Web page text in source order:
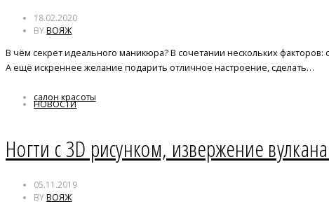
18.02.2020
BYВОЯЖ
В чём секрет идеального маникюра? В сочетании нескольких
А ещё искреннее желание подарить отличное настроение, сделать…
НОВОСТИ
салон красоты
Ногти с 3D рисунком, извержение
05.11.2019
BYВОЯЖ